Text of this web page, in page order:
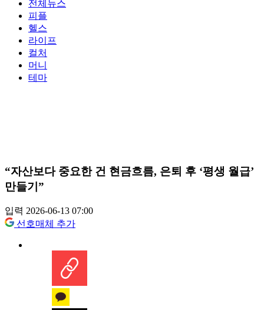
전체뉴스
피플
헬스
라이프
컬처
머니
테마
“자산보다 중요한 건 현금흐름, 은퇴 후 ‘평생 월급’
만들기”
입력 2026-06-13 07:00
선호매체 추가